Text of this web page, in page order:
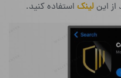
لینک استفاده کنید.